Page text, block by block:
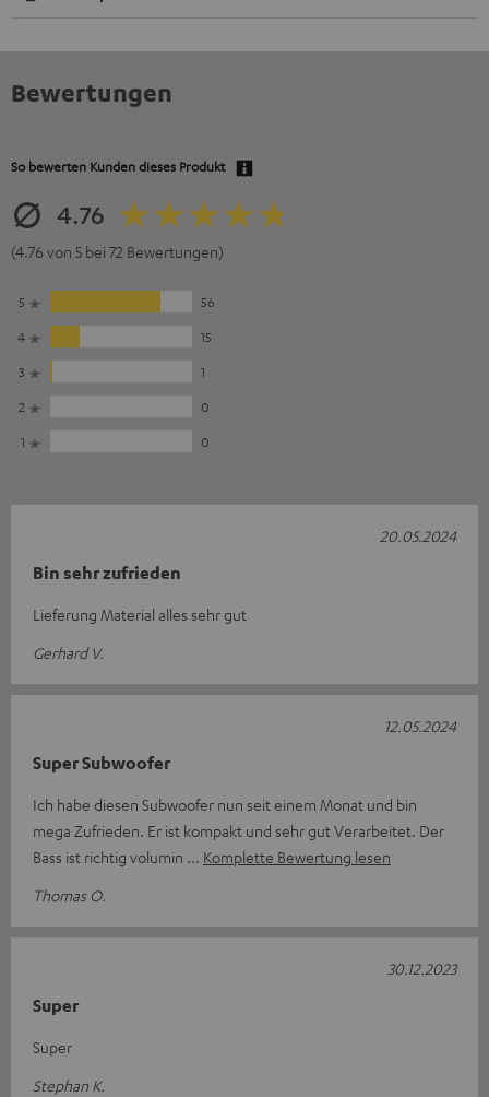
Bewertungen
So bewerten Kunden dieses Produkt
4.76
(4.76 von 5 bei 72 Bewertungen)
5
56
4
15
3
1
2
0
1
0
Bin sehr zufrieden
Lieferung Material alles sehr gut
Gerhard V.
20.05.2024
Super Subwoofer
Ich habe diesen Subwoofer nun seit einem Monat und bin
mega Zufrieden. Er ist kompakt und sehr gut Verarbeitet. Der
Bass ist richtig volumin
Komplette Bewertung lesen
Thomas O.
12.05.2024
Super
Super
Stephan K.
30.12.2023